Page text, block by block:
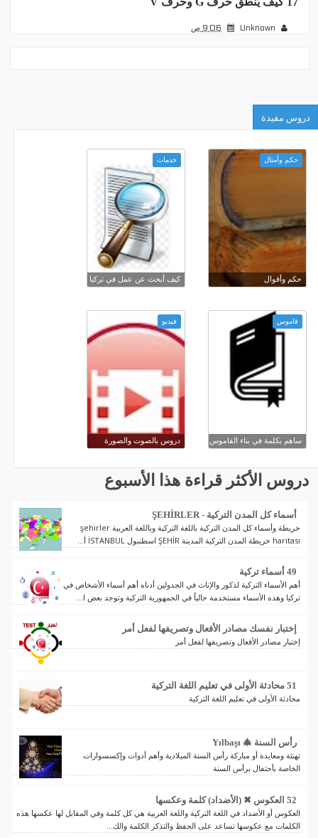
Unknown 9:06 ص
دروس مفيدة
حكم وأمثال
حكم وأقوال
خدمات
كيف أبحث عن عمل في تركيا
قاموس
ساهم بكلمة في بناء القاموس
فيديو
دروس بالصوت والصورة
دروس الأكثر قراءة هذا الأسبوع
أسماء كل المدن التركية - ŞEHİRLER
خريطة وأسماء كل المدن التركية باللغة التركية وباللغة العربية şehirler
haritası خريطة المدن التركية المدينة ŞEHİR اسطنبول İSTANBUL أ...
49 أسماء تركية
أهم الأسماء التركية لذكور والإناث في الجدولين أدناه أهم أسماء الأشخاص في
تركيا وهذه الأسماء مستخدمة حالياً في الجمهورية التركية وتوجد بعض ا...
إختبار نفسك مصادر الأفعال وتصريفها لفعل أمر
إختبار مصادر الأفعال وتصريفها لفعل أمر
51 محادثة الأولى في تعليم اللغة التركية
محادثة الأولى في تعليم اللغة التركية
رأس السنة 🎄 Yılbaşı
تهنئة ومعايدة أو مباركة رأس السنة الميلادية وأهم أدوات وإكسسوارات
الخاصة بأحتفال برأس السنة
52 العكوس ✖ (الأضداد) كلمة وعكسها
العكوس أو الأضداد في اللغة التركية واللغة العربية هي كل كلمة وفي المقابل لها عكسها هذه
الكلمات مع عكوسها تساعد على الحفظ والتذكر الكلمة والك...